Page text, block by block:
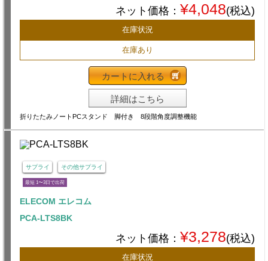
ネット価格： ¥4,048(税込)
在庫状況
在庫あり
カートに入れる
詳細はこちら
折りたたみノートPCスタンド 脚付き 8段階角度調整機能
サプライ その他サプライ
最短 1〜3日で出荷
ELECOM エレコム
PCA-LTS8BK
ネット価格： ¥3,278(税込)
在庫状況